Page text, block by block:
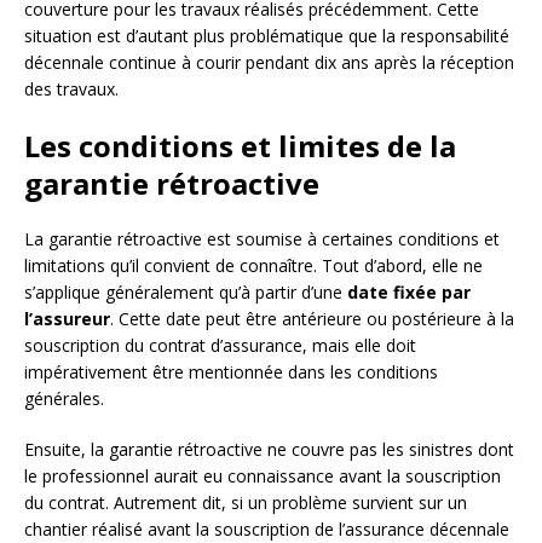
couverture pour les travaux réalisés précédemment. Cette
situation est d’autant plus problématique que la responsabilité
décennale continue à courir pendant dix ans après la réception
des travaux.
Les conditions et limites de la
garantie rétroactive
La garantie rétroactive est soumise à certaines conditions et
limitations qu’il convient de connaître. Tout d’abord, elle ne
s’applique généralement qu’à partir d’une date fixée par
l’assureur. Cette date peut être antérieure ou postérieure à la
souscription du contrat d’assurance, mais elle doit
impérativement être mentionnée dans les conditions
générales.
Ensuite, la garantie rétroactive ne couvre pas les sinistres dont
le professionnel aurait eu connaissance avant la souscription
du contrat. Autrement dit, si un problème survient sur un
chantier réalisé avant la souscription de l’assurance décennale